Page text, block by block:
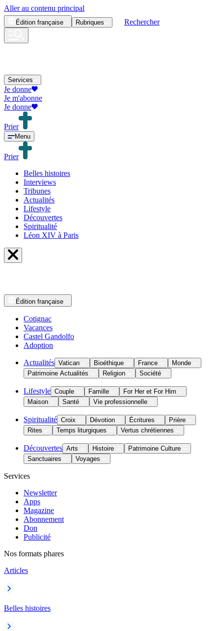
Aller au contenu principal
Édition française Rubriques Rechercher
Services
Je donne
Je m'abonne
Je donne
Prier
Menu
Prier
Belles histoires
Interviews
Tribunes
Actualités
Lifestyle
Découvertes
Spiritualité
Léon XIV à Paris
Édition française
Cotignac
Vacances
Castel Gandolfo
Adoption
Actualités Vatican Bioéthique France
Monde
Patrimoine Actualités
Religion Société
Lifestyle Couple Famille
For Her et For Him
Maison
Santé Vie professionnelle
Spiritualité Croix Dévotion Écritures
Prière
Rites
Temps liturgiques Vertus chrétiennes
Découvertes Arts Histoire
Patrimoine Culture
Sanctuaires
Voyages
Services
Newsletter
Apps
Magazine
Abonnement
Don
Publicité
Nos formats phares
Articles
Belles histoires